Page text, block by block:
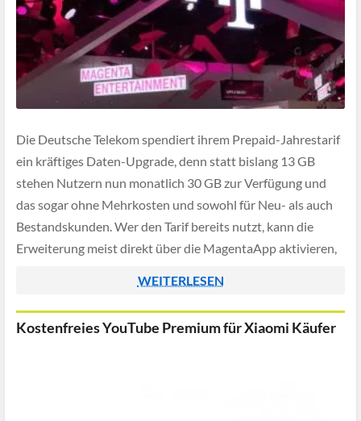
Die Deutsche Telekom spendiert ihrem Prepaid-Jahrestarif
ein kräftiges Daten-Upgrade, denn statt bislang 13 GB
stehen Nutzern nun monatlich 30 GB zur Verfügung und
das sogar ohne Mehrkosten und sowohl für Neu- als auch
Bestandskunden. Wer den Tarif bereits nutzt, kann die
Erweiterung meist direkt über die MagentaApp aktivieren,
WEITERLESEN
Kostenfreies YouTube Premium für Xiaomi Käufer